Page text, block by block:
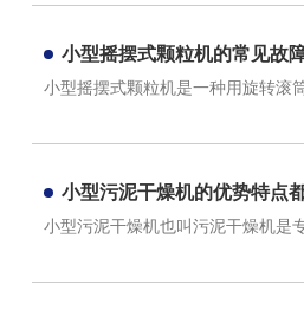
小型摇摆式颗粒机的常见故
小型摇摆式颗粒机是一种用旋转滚
小型污泥干燥机的优势特点
小型污泥干燥机也叫污泥干燥机是